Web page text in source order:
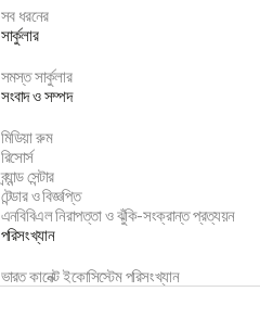
সব ধরনের
সার্কুলার
সমস্ত সার্কুলার
সংবাদ ও সম্পদ
মিডিয়া রুম
রিসোর্স
ব্র্যান্ড সেন্টার
টেন্ডার ও বিজ্ঞপ্তি
এনবিবিএল নিরাপত্তা ও ঝুঁকি-সংক্রান্ত প্রত্যয়ন
পরিসংখ্যান
ভারত কানেক্ট ইকোসিস্টেম পরিসংখ্যান